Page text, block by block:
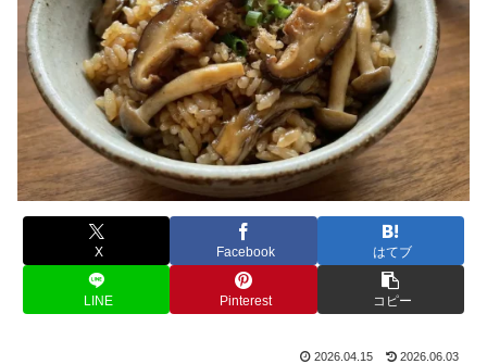
X Facebook はてブ
LINE Pinterest コピー
2026.04.15 2026.06.03